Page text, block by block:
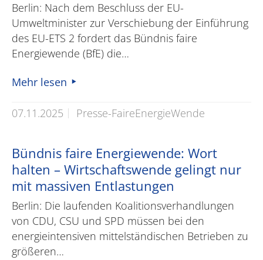
Berlin: Nach dem Beschluss der EU-
Umweltminister zur Verschiebung der Einführung
des EU-ETS 2 fordert das Bündnis faire
Energiewende (BfE) die…
Mehr lesen
07.11.2025 Presse-FaireEnergieWende
Bündnis faire Energiewende: Wort
halten – Wirtschaftswende gelingt nur
mit massiven Entlastungen
Berlin: Die laufenden Koalitionsverhandlungen
von CDU, CSU und SPD müssen bei den
energieintensiven mittelständischen Betrieben zu
größeren…